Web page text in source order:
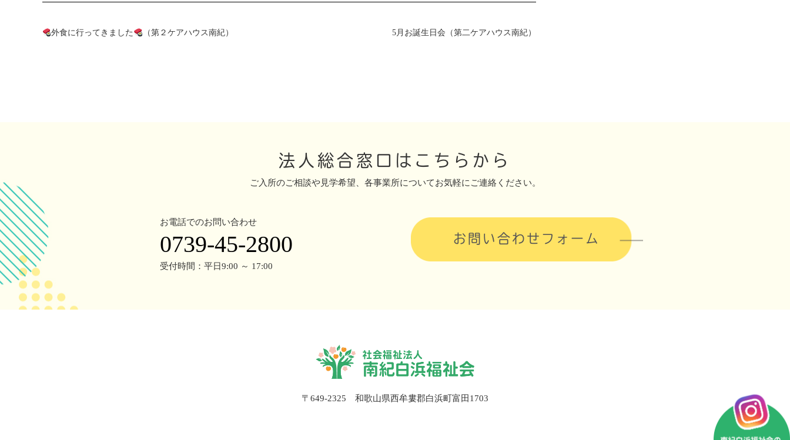
外食に行ってきました （第２ケアハウス南紀） 5月お誕生日会（第二ケアハウス南紀）
法人総合窓口はこちらから
ご入所のご相談や見学希望、 各事業所についてお気軽にご連絡ください。
お電話でのお問い合わせ
0739-45-2800
受付時間：平日9:00 ～ 17:00
お問い合わせフォーム
〒649-2325 和歌山県西牟婁郡白浜町富田1703